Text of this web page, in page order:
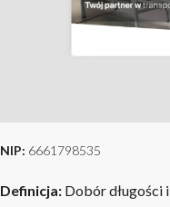
NIP: 6661798535
Definicja: Dobór długości